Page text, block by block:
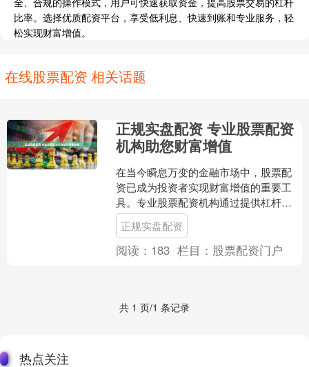
比率。选择优质配资平台，享受低利息、快速到账和专业服务，轻
松实现财富增值。
在线股票配资 相关话题
正规实盘配资 专业股票配资
机构助您财富增值
在当今瞬息万变的金融市场中，股票配
资已成为投资者实现财富增值的重要工
具。专业股票配资机构通过提供杠杆资
金，帮助投资者放大收益，加速财富积
累。 1. 杠杆效应：股....
正规实盘配资
阅读： 183 栏目： 股票配资门户
共 1 页/1 条记录
热点关注